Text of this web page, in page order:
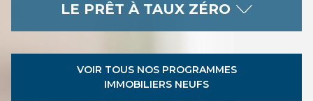
LE PRÊT À TAUX ZÉRO
VOIR TOUS NOS PROGRAMMES
IMMOBILIERS NEUFS